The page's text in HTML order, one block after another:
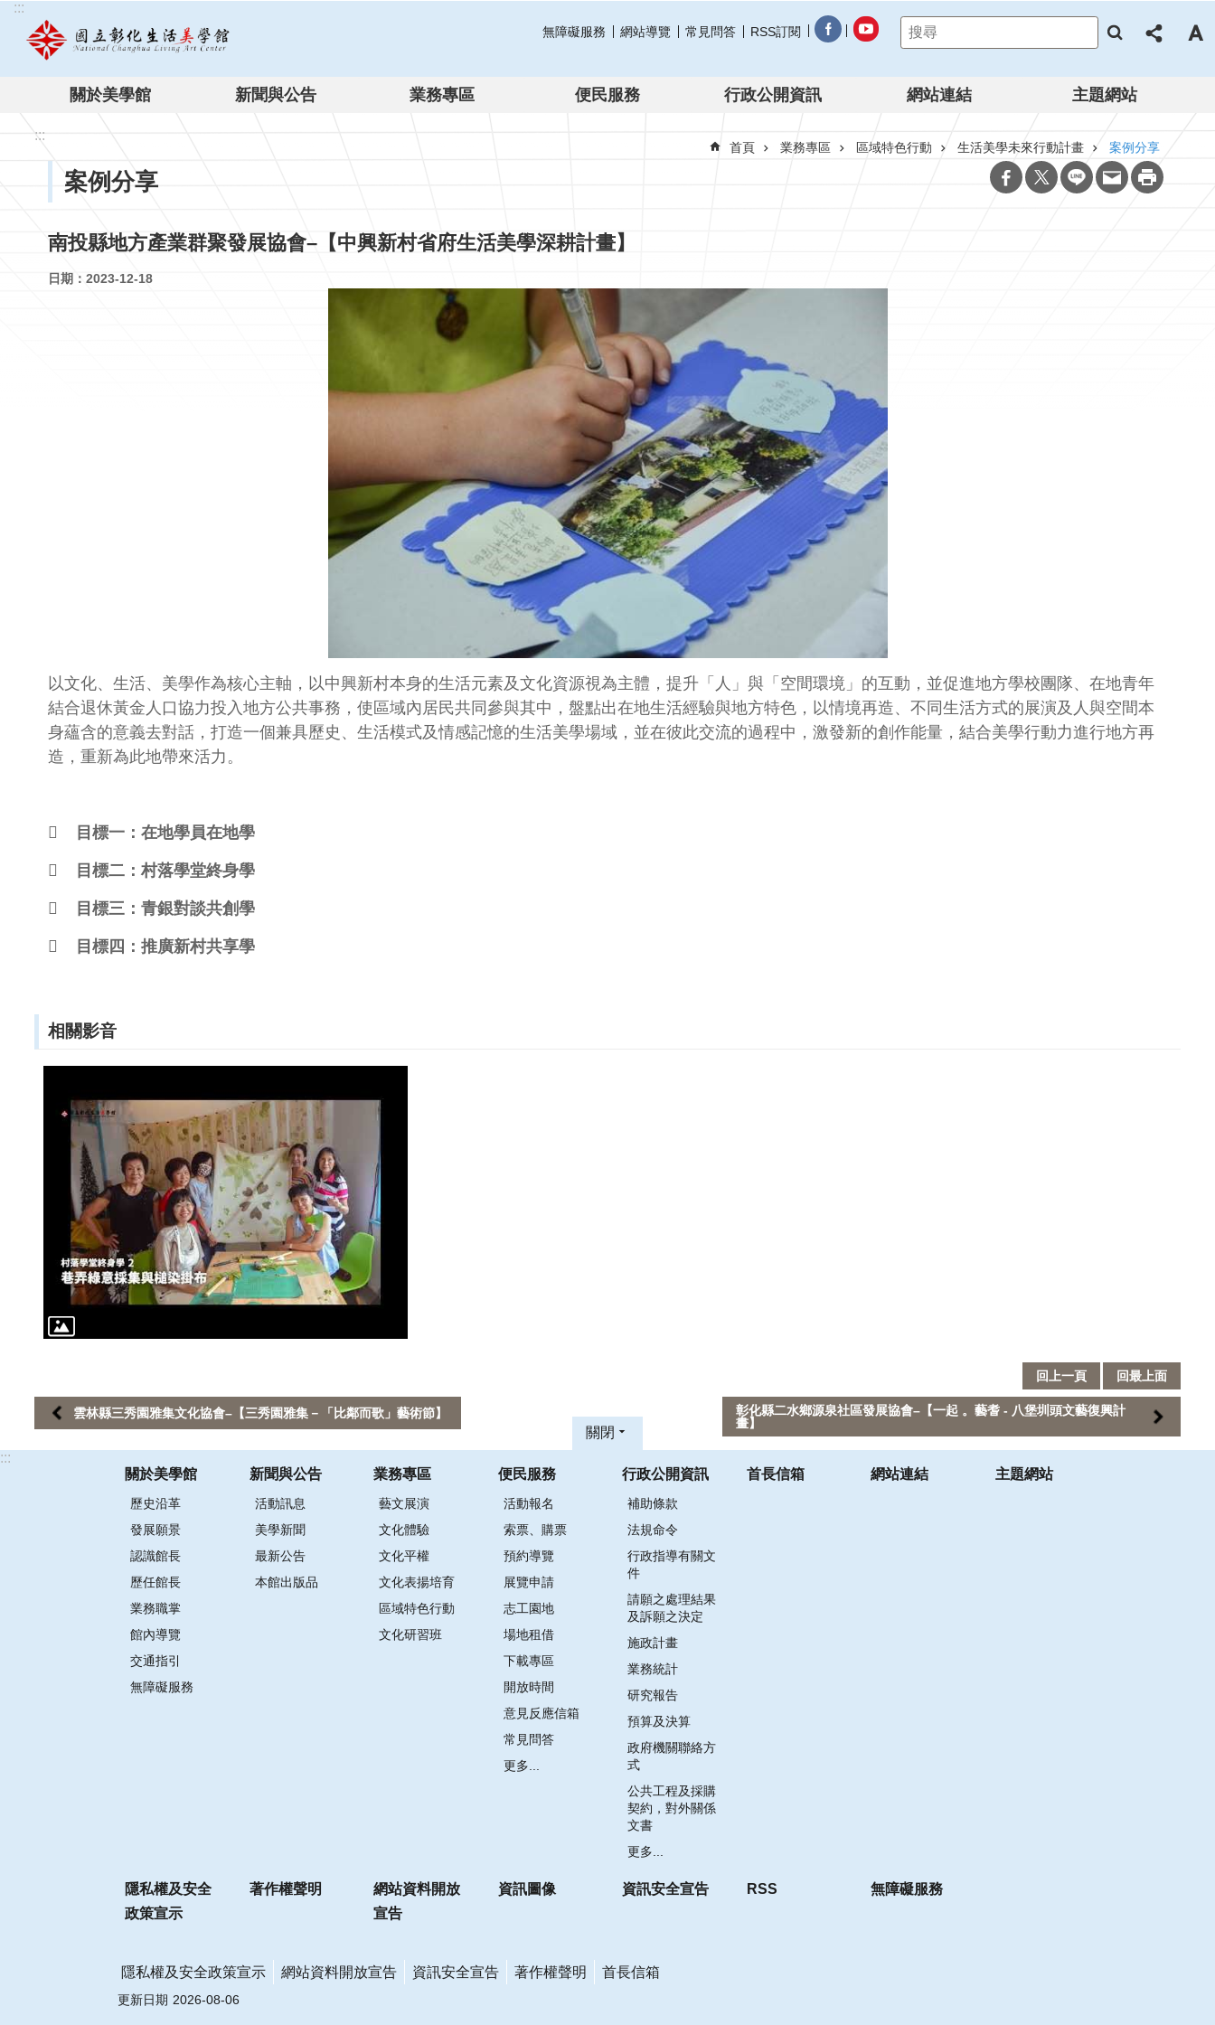
跳到主要內容區塊
:::
無障礙服務 網站導覽 常見問答 RSS訂閱
關於美學館 新聞與公告 業務專區 便民服務 行政公開資訊 網站連結 主題網站
:::
首頁 業務專區 區域特色行動 生活美學未來行動計畫 案例分享
案例分享
南投縣地方產業群聚發展協會–【中興新村省府生活美學深耕計畫】
日期：2023-12-18
以文化、生活、美學作為核心主軸，以中興新村本身的生活元素及文化資源視為主體，提升「人」與「空間環境」的互動，並促進地方學校團隊、在地青年
結合退休黃金人口協力投入地方公共事務，使區域內居民共同參與其中，盤點出在地生活經驗與地方特色，以情境再造、不同生活方式的展演及人與空間本
身蘊含的意義去對話，打造一個兼具歷史、生活模式及情感記憶的生活美學場域，並在彼此交流的過程中，激發新的創作能量，結合美學行動力進行地方再
造，重新為此地帶來活力。
 目標一：在地學員在地學
 目標二：村落學堂終身學
 目標三：青銀對談共創學
 目標四：推廣新村共享學
相關影音
回上一頁 回最上面
雲林縣三秀園雅集文化協會–【三秀園雅集－「比鄰而歌」藝術節】
彰化縣二水鄉源泉社區發展協會–【一起 。藝耆 - 八堡圳頭文藝復興計
畫】
關閉
:::
關於美學館
歷史沿革
發展願景
認識館長
歷任館長
業務職掌
館內導覽
交通指引
無障礙服務
新聞與公告
活動訊息
美學新聞
最新公告
本館出版品
業務專區
藝文展演
文化體驗
文化平權
文化表揚培育
區域特色行動
文化研習班
便民服務
活動報名
索票、購票
預約導覽
展覽申請
志工園地
場地租借
下載專區
開放時間
意見反應信箱
常見問答
更多...
行政公開資訊
補助條款
法規命令
行政指導有關文
件
請願之處理結果
及訴願之決定
施政計畫
業務統計
研究報告
預算及決算
政府機關聯絡方
式
公共工程及採購
契約，對外關係
文書
更多...
首長信箱 網站連結 主題網站
隱私權及安全
政策宣示
著作權聲明
網站資料開放
宣告
資訊圖像 資訊安全宣告 RSS 無障礙服務
隱私權及安全政策宣示 網站資料開放宣告 資訊安全宣告 著作權聲明 首長信箱
更新日期 2026-08-06